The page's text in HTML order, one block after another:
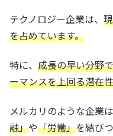
テクノロジー企業は、
を占めています。
特に、 成長の早い分野
ーマンスを上回る潜在
メルカリのような企業
融」や「労働」を結び